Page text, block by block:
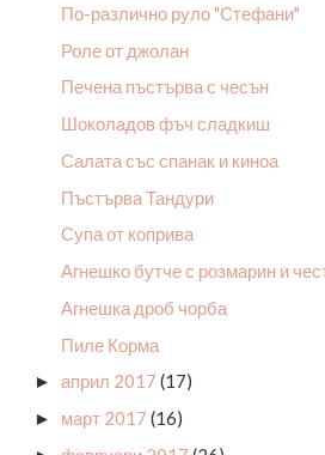
По-различно руло "Стефани"
Роле от джолан
Печена пъстърва с чесън
Шоколадов фъч сладкиш
Салата със спанак и киноа
Пъстърва Тандури
Супа от коприва
Агнешко бутче с розмарин и
Агнешка дроб чорба
Пиле Корма
► април 2017 (17)
► март 2017 (16)